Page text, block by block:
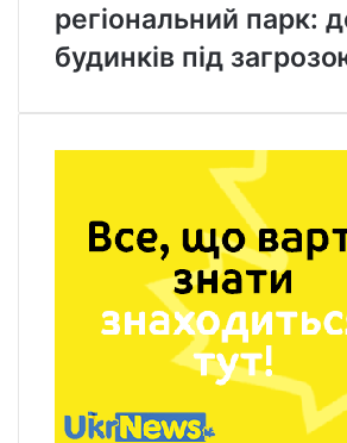
регіональний парк:
будинків під